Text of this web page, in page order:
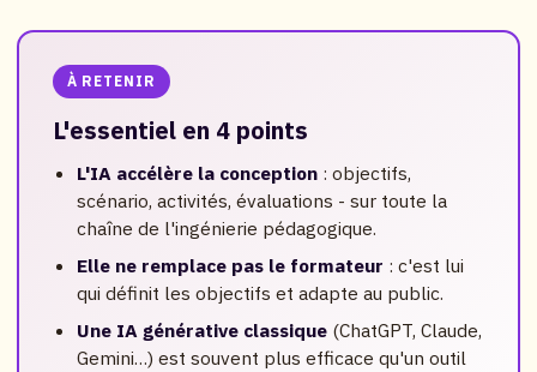
À RETENIR
L'essentiel en 4 points
L'IA accélère la conception: objectifs,
scénario, activités, évaluations - sur toute la
chaîne de l'ingénierie pédagogique.
Elle ne remplace pas le formateur : c'est lui
qui définit les objectifs et adapte au public.
Une IA générative classique(ChatGPT, Claude,
Gemini…) est souvent plus efficace qu'un outil